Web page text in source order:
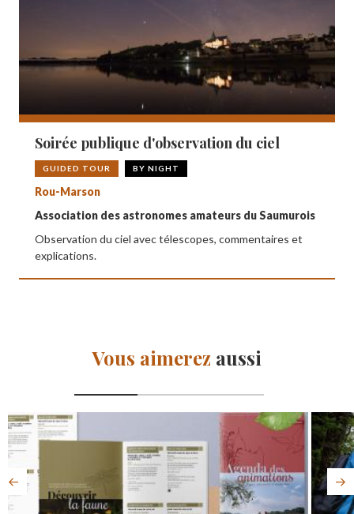
Soirée publique d'observation du ciel
GUIDED TOUR BY NIGHT
Rou-Marson
Association des astronomes amateurs du Saumurois
Observation du ciel avec télescopes, commentaires et
explications.
Vous aimerez aussi